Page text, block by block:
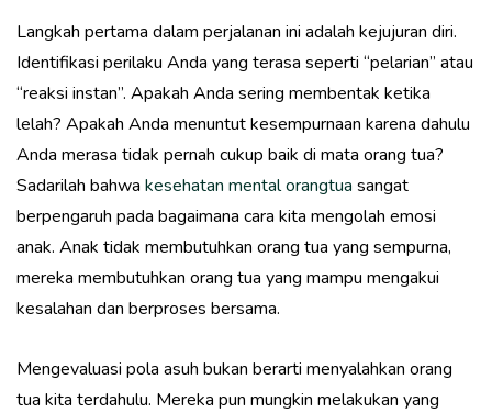
Langkah pertama dalam perjalanan ini adalah kejujuran diri.
Identifikasi perilaku Anda yang terasa seperti “pelarian” atau
“reaksi instan”. Apakah Anda sering membentak ketika
lelah? Apakah Anda menuntut kesempurnaan karena dahulu
Anda merasa tidak pernah cukup baik di mata orang tua?
Sadarilah bahwa kesehatan mental orangtua sangat
berpengaruh pada bagaimana cara kita mengolah emosi
anak. Anak tidak membutuhkan orang tua yang sempurna,
mereka membutuhkan orang tua yang mampu mengakui
kesalahan dan berproses bersama.
Mengevaluasi pola asuh bukan berarti menyalahkan orang
tua kita terdahulu. Mereka pun mungkin melakukan yang